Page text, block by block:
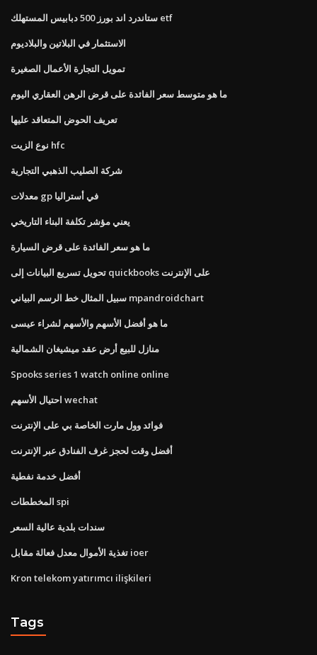
ستاندرد اند بورز 500 دبابيس المستهلك etf
الاستثمار في البلاتين والبلاديوم
تمويل التجارة الأعمال الصغيرة
ما هو متوسط ​​سعر الفائدة على قرض الرهن العقاري اليوم
تعريف الحوض المتعاقد عليها
نوع الزيت hfc
شركة الصليب الذهبي التجارية
معدلات gp في أستراليا
يعني مؤشر تكلفة البناء التاريخي
ما هو سعر الفائدة على قرض السيارة
تحويل تسريع البيانات إلى quickbooks على الإنترنت
سبيل المثال خط الرسم البياني mpandroidchart
ما هو أفضل الأسهم والأسهم لشراء عيسى
منازل للبيع أرض عقد ميشيغان الشمالية
Spooks series 1 watch online online
احتيال الأسهم wechat
فوائد وول مارت الخاصة بي على الإنترنت
أفضل وقت لحجز غرف الفنادق عبر الإنترنت
أفضل خدمة نفطية
المخططات spi
سندات بلدية عالية السعر
تغذية الأموال معدل فعالة مقابل ioer
Kron telekom yatırımcı ilişkileri
Tags